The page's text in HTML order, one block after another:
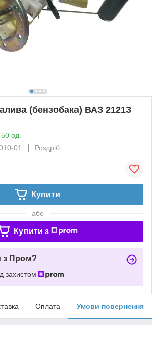
(бензобака) ВАЗ 21213
од.
01
Роздріб
Купити
або
Купити з
з Пром?
захистом
Оплата Умови повернення